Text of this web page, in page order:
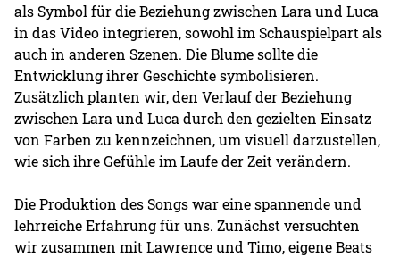
als Symbol für die Beziehung zwischen Lara und Luca
in das Video integrieren, sowohl im Schauspielpart als
auch in anderen Szenen. Die Blume sollte die
Entwicklung ihrer Geschichte symbolisieren.
Zusätzlich planten wir, den Verlauf der Beziehung
zwischen Lara und Luca durch den gezielten Einsatz
von Farben zu kennzeichnen, um visuell darzustellen,
wie sich ihre Gefühle im Laufe der Zeit verändern.
Die Produktion des Songs war eine spannende und
lehrreiche Erfahrung für uns. Zunächst versuchten
wir zusammen mit Lawrence und Timo, eigene Beats